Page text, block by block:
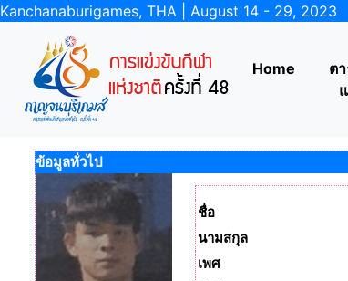
Kanchanaburigames, THA | August 14 - 29, 2023
Home
ต
ข้อมูลทั่วไป
ชื่อ
นามสกุล
เพศ